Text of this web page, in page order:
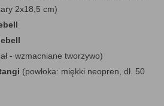
2x18,5 cm)
- wzmacniane tworzywo)
(powłoka: miękki neopren, dł. 50